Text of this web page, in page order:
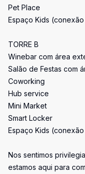
Pet Place
Espaço Kids
TORRE B
Winebar com área
Salão de Festas com
Coworking
Hub service
Mini Market
Smart Locker
Espaço Kids
Nos sentimos
estamos aqui para